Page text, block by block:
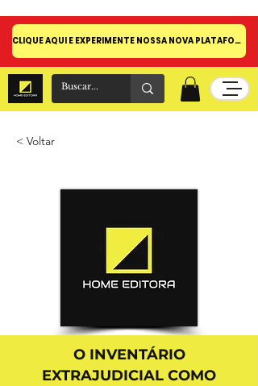
CLIQUE AQUI E EXPERIMENTE NOSSA NOVA PLATAFORMA!
< Voltar
O INVENTÁRIO
EXTRAJUDICIAL COMO